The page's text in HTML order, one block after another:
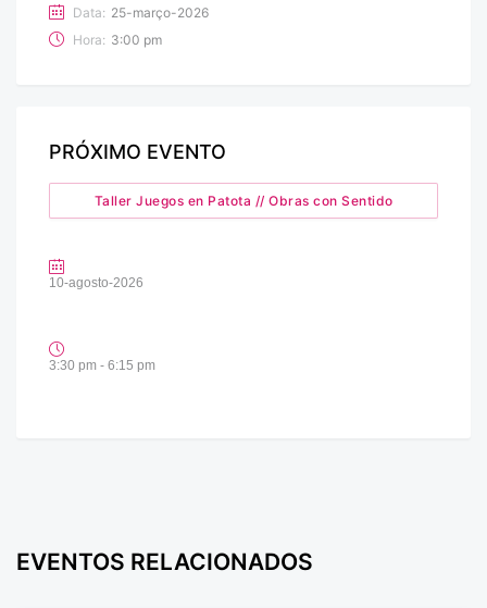
Data: 25-março-2026
Hora: 3:00 pm
PRÓXIMO EVENTO
Taller Juegos en Patota // Obras con Sentido
10-agosto-2026
3:30 pm - 6:15 pm
EVENTOS RELACIONADOS